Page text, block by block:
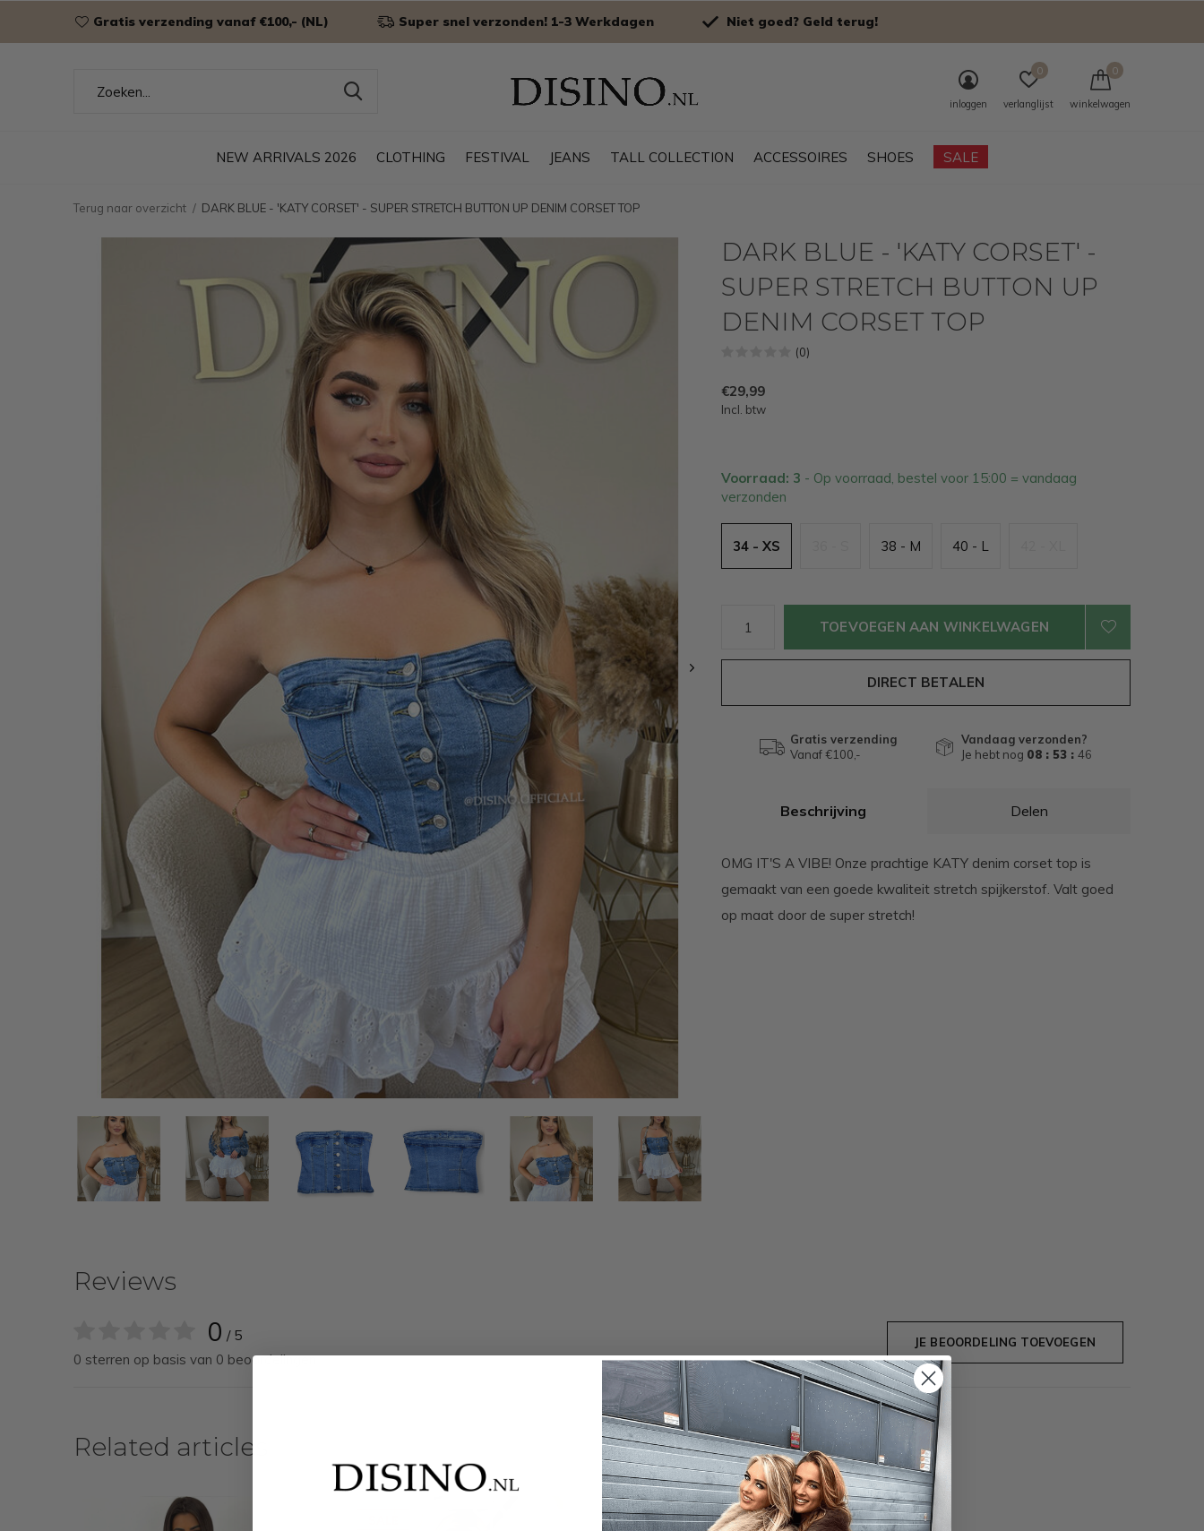
NEW ARRIVALS 2026 CLOTHING FESTIVAL JEANS TALL COLLECTION ACCESSOIRES SHOES SALE
inloggen verlanglijst
0
winkelwagen
0
Gratis verzending vanaf €100,- (NL) Super snel verzonden! 1-3 Werkdagen Niet goed? Geld terug!
Terug naar overzicht DARK BLUE - 'KATY CORSET' - SUPER STRETCH BUTTON UP DENIM CORSET TOP
DARK BLUE - 'KATY CORSET' -
SUPER STRETCH BUTTON UP
DENIM CORSET TOP
(0)
€29,99
Incl. btw
Voorraad: 3 - Op voorraad, bestel voor 15:00 = vandaag
verzonden
34 - XS 38 - M 40 - L
TOEVOEGEN AAN WINKELWAGEN
DIRECT BETALEN
Gratis verzending
Vanaf €100,-
Vandaag verzonden?
Je hebt nog 08 : 53 : 45
Beschrijving Delen
OMG IT'S A VIBE! Onze prachtige KATY denim corset top is
gemaakt van een goede kwaliteit stretch spijkerstof. Valt goed
op maat door de super stretch!
Reviews
0 / 5
0 sterren op basis van 0 beoordelingen
JE BEOORDELING TOEVOEGEN
Related articles